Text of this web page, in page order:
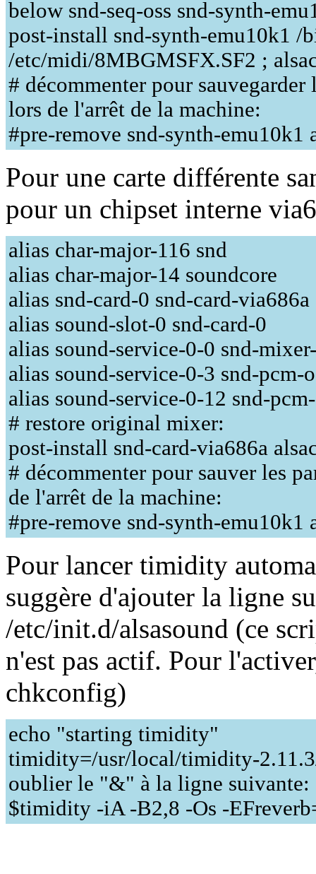
below snd-seq-oss snd-synth-
post-install snd-synth-emu10k1 /
/etc/midi/8MBGMSFX.SF2 ;
# décommenter pour sauvegarder
lors de l'arrêt de la machine:
#pre-remove snd-synth-emu10k1
Pour une carte différente
pour un chipset interne
alias char-major-116 snd
alias char-major-14 soundcore
alias snd-card-0 snd-card-via686a
alias sound-slot-0 snd-card-0
alias sound-service-0-0 snd-
alias sound-service-0-3 snd-pcm-
alias sound-service-0-12 snd-
# restore original mixer:
post-install snd-card-via686a
# décommenter pour sauver les
de l'arrêt de la machine:
#pre-remove snd-synth-emu10k1
Pour lancer timidity
suggère d'ajouter la ligne
/etc/init.d/alsasound (ce
n'est pas actif. Pour
chkconfig)
echo "starting timidity"
timidity=/usr/local/timidity-
oublier le "&" à la ligne suivante:
$timidity -iA -B2,8 -Os -